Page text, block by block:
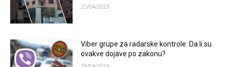
25/04/2023
Viber grupe za radarske kontrole: Da li su
ovakve dojave po zakonu?